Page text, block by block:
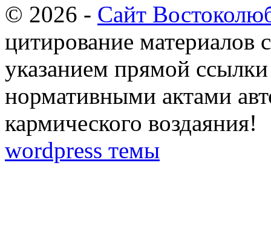
© 2026 - Сайт
цитирование материалов
указанием прямой
нормативными актами
кармического воздаяния!
wordpress темы